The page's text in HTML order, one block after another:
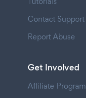
Contact Support
Report Abuse
Get Involved
Affiliate Program